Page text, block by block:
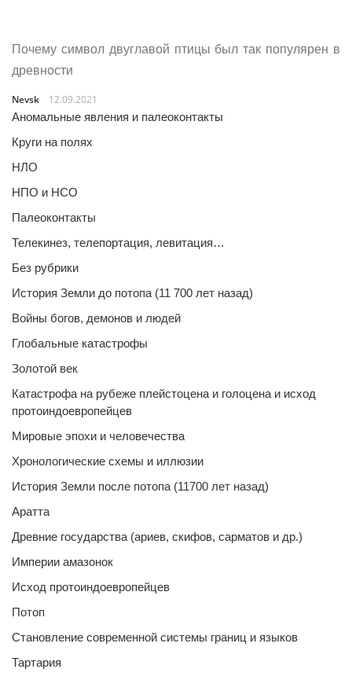
Почему символ двуглавой птицы был так популярен в
древности
Nevsk
12.09.2021
Аномальные явления и палеоконтакты
Круги на полях
НЛО
НПО и НСО
Палеоконтакты
Телекинез, телепортация, левитация…
Без рубрики
История Земли до потопа (11 700 лет назад)
Войны богов, демонов и людей
Глобальные катастрофы
Золотой век
Катастрофа на рубеже плейстоцена и голоцена и исход
протоиндоевропейцев
Мировые эпохи и человечества
Хронологические схемы и иллюзии
История Земли после потопа (11700 лет назад)
Аратта
Древние государства (ариев, скифов, сарматов и др.)
Империи амазонок
Исход протоиндоевропейцев
Потоп
Становление современной системы границ и языков
Тартария